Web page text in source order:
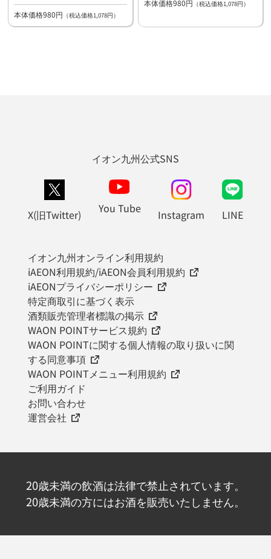
本体価格980円 （税込価格1,078円）
本体価格980円 （税込価格1,078円）
イオン九州公式SNS
X(旧Twitter) You Tube Instagram LINE
イオン九州オンライン利用規約
iAEON利用規約/iAEON会員利用規約
iAEONプライバシーポリシー
特定商取引に基づく表示
酒類販売管理者標識の掲示
WAON POINTサービス規約
WAON POINTに関する個人情報の取り扱いに関
する同意事項
WAON POINTメニュー利用規約
ご利用ガイド
お問い合わせ
運営会社
20歳未満の飲酒は法律で禁止されています。
20歳未満の方にはお酒を販売いたしません。